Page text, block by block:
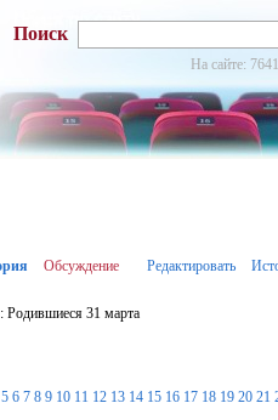
Поиск
На сайте:
Обсуждение Редактировать
Родившиеся 31 марта
5 6 7 8 9 10 11 12 13 14 15 16 17 18 19 20 21